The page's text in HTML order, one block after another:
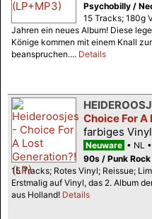
Psychobilly /
15 Tracks; 180g
Jahren ein neues Album! Diese
Könige kommen mit einem Knall
beanspruchen.... Details
Choice For
farbiges
Neuware NL
90s / Punk
15 Tracks; Rotes Vinyl; Reissue;
Erstmalig auf Vinyl, das 2. Album
aus Holland! Details